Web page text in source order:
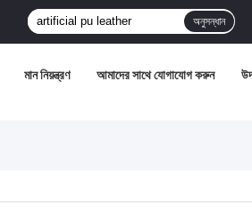
অনুসন্ধান
মান নিয়ন্ত্রণ আমাদের সাথে যোগাযোগ করুন